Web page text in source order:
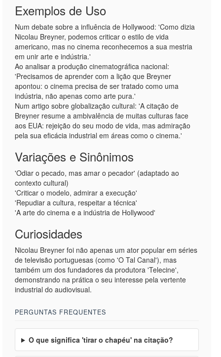
Exemplos de Uso
Num debate sobre a influência de Hollywood: 'Como dizia
Nicolau Breyner, podemos criticar o estilo de vida
americano, mas no cinema reconhecemos a sua mestria
em unir arte e indústria.'
Ao analisar a produção cinematográfica nacional:
'Precisamos de aprender com a lição que Breyner
apontou: o cinema precisa de ser tratado como uma
indústria, não apenas como arte pura.'
Num artigo sobre globalização cultural: 'A citação de
Breyner resume a ambivalência de muitas culturas face
aos EUA: rejeição do seu modo de vida, mas admiração
pela sua eficácia industrial em áreas como o cinema.'
Variações e Sinônimos
'Odiar o pecado, mas amar o pecador' (adaptado ao
contexto cultural)
'Criticar o modelo, admirar a execução'
'Repudiar a cultura, respeitar a técnica'
'A arte do cinema e a indústria de Hollywood'
Curiosidades
Nicolau Breyner foi não apenas um ator popular em séries
de televisão portuguesas (como 'O Tal Canal'), mas
também um dos fundadores da produtora 'Telecine',
demonstrando na prática o seu interesse pela vertente
industrial do audiovisual.
PERGUNTAS FREQUENTES
O que significa 'tirar o chapéu' na citação?